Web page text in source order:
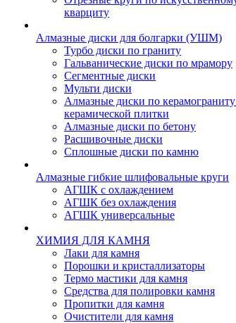
кварциту
Алмазные диски для болгарки (УШМ)
Турбо диски по граниту
Гальванические диски по мрамору
Сегментные диски
Мульти диски
Алмазные диски по
керамической плитки
Алмазные диски по бетону
Расшивочные диски
Сплошные диски по камню
Алмазные гибкие шлифовальные круги
АГШК с охлаждением
АГШК без охлаждения
АГШК универсальные
ХИМИЯ ДЛЯ КАМНЯ
Лаки для камня
Порошки и кристаллизаторы
Термо мастики для камня
Средства для полировки камня
Пропитки для камня
Очистители для камня